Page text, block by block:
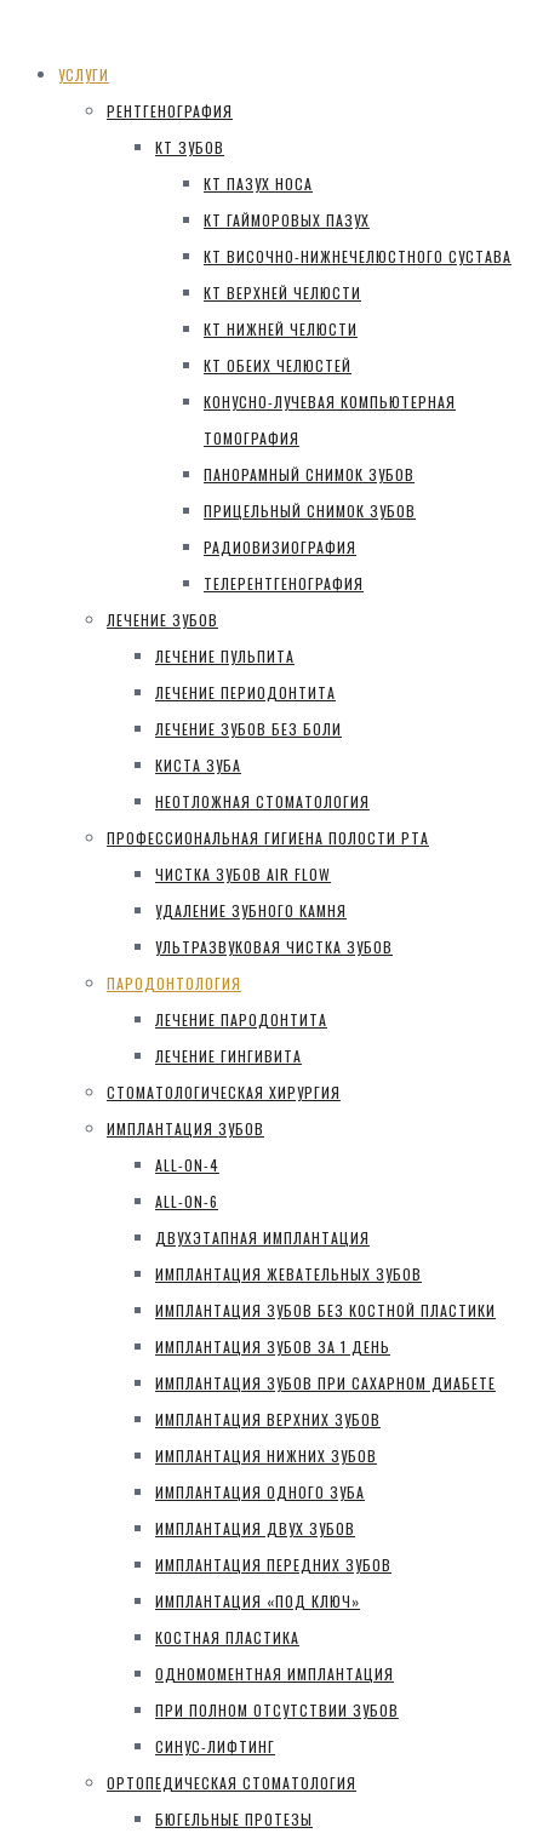
УСЛУГИ
РЕНТГЕНОГРАФИЯ
КТ ЗУБОВ
КТ ПАЗУХ НОСА
КТ ГАЙМОРОВЫХ ПАЗУХ
КТ ВИСОЧНО-НИЖНЕЧЕЛЮСТНОГО СУСТАВА
КТ ВЕРХНЕЙ ЧЕЛЮСТИ
КТ НИЖНЕЙ ЧЕЛЮСТИ
КТ ОБЕИХ ЧЕЛЮСТЕЙ
КОНУСНО-ЛУЧЕВАЯ КОМПЬЮТЕРНАЯ
ТОМОГРАФИЯ
ПАНОРАМНЫЙ СНИМОК ЗУБОВ
ПРИЦЕЛЬНЫЙ СНИМОК ЗУБОВ
РАДИОВИЗИОГРАФИЯ
ТЕЛЕРЕНТГЕНОГРАФИЯ
ЛЕЧЕНИЕ ЗУБОВ
ЛЕЧЕНИЕ ПУЛЬПИТА
ЛЕЧЕНИЕ ПЕРИОДОНТИТА
ЛЕЧЕНИЕ ЗУБОВ БЕЗ БОЛИ
КИСТА ЗУБА
НЕОТЛОЖНАЯ СТОМАТОЛОГИЯ
ПРОФЕССИОНАЛЬНАЯ ГИГИЕНА ПОЛОСТИ РТА
ЧИСТКА ЗУБОВ AIR FLOW
УДАЛЕНИЕ ЗУБНОГО КАМНЯ
УЛЬТРАЗВУКОВАЯ ЧИСТКА ЗУБОВ
ПАРОДОНТОЛОГИЯ
ЛЕЧЕНИЕ ПАРОДОНТИТА
ЛЕЧЕНИЕ ГИНГИВИТА
СТОМАТОЛОГИЧЕСКАЯ ХИРУРГИЯ
ИМПЛАНТАЦИЯ ЗУБОВ
ALL-ON-4
ALL-ON-6
ДВУХЭТАПНАЯ ИМПЛАНТАЦИЯ
ИМПЛАНТАЦИЯ ЖЕВАТЕЛЬНЫХ ЗУБОВ
ИМПЛАНТАЦИЯ ЗУБОВ БЕЗ КОСТНОЙ ПЛАСТИКИ
ИМПЛАНТАЦИЯ ЗУБОВ ЗА 1 ДЕНЬ
ИМПЛАНТАЦИЯ ЗУБОВ ПРИ САХАРНОМ ДИАБЕТЕ
ИМПЛАНТАЦИЯ ВЕРХНИХ ЗУБОВ
ИМПЛАНТАЦИЯ НИЖНИХ ЗУБОВ
ИМПЛАНТАЦИЯ ОДНОГО ЗУБА
ИМПЛАНТАЦИЯ ДВУХ ЗУБОВ
ИМПЛАНТАЦИЯ ПЕРЕДНИХ ЗУБОВ
ИМПЛАНТАЦИЯ «ПОД КЛЮЧ»
КОСТНАЯ ПЛАСТИКА
ОДНОМОМЕНТНАЯ ИМПЛАНТАЦИЯ
ПРИ ПОЛНОМ ОТСУТСТВИИ ЗУБОВ
СИНУС-ЛИФТИНГ
ОРТОПЕДИЧЕСКАЯ СТОМАТОЛОГИЯ
БЮГЕЛЬНЫЕ ПРОТЕЗЫ